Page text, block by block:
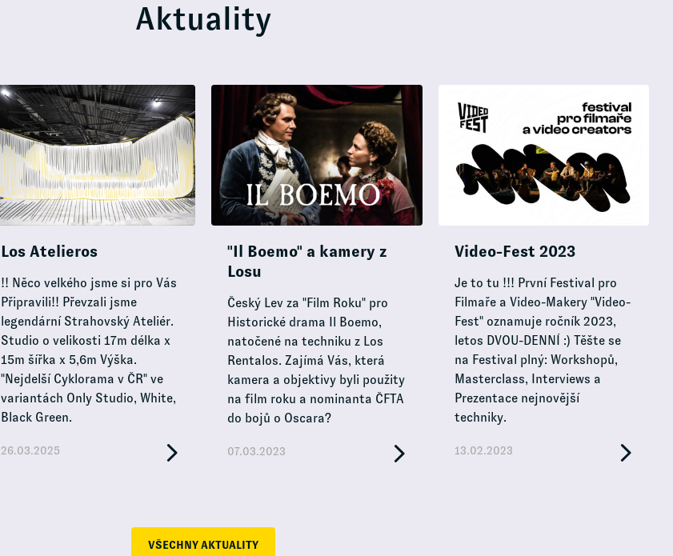
Aktuality
Los Atelieros
!! Něco velkého jsme si pro Vás
Připravili!! Převzali jsme
legendární Strahovský Ateliér.
Studio o velikosti 17m délka x
15m šířka x 5,6m Výška.
"Nejdelší Cyklorama v ČR" ve
variantách Only Studio, White,
Black Green.
26.03.2025
"Il Boemo" a kamery z
Losu
Český Lev za "Film Roku" pro
Historické drama Il Boemo,
natočené na techniku z Los
Rentalos. Zajímá Vás, která
kamera a objektivy byli použity
na film roku a nominanta ČFTA
do bojů o Oscara?
07.03.2023
Video-Fest 2023
Je to tu !!! První Festival pro
Filmaře a Video-Makery "Video-
Fest" oznamuje ročník 2023,
letos DVOU-DENNÍ :) Těšte se
na Festival plný: Workshopů,
Masterclass, Interviews a
Prezentace nejnovější
techniky.
13.02.2023
VŠECHNY AKTUALITY